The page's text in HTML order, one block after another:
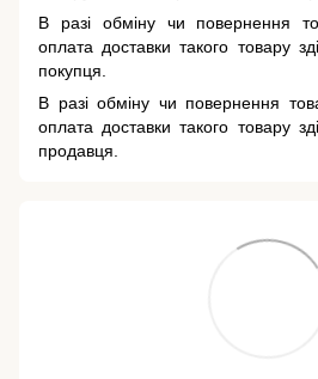
В разі обміну чи повернення
оплата доставки такого товару
покупця.
В разі обміну чи повернення
оплата доставки такого товару
продавця.